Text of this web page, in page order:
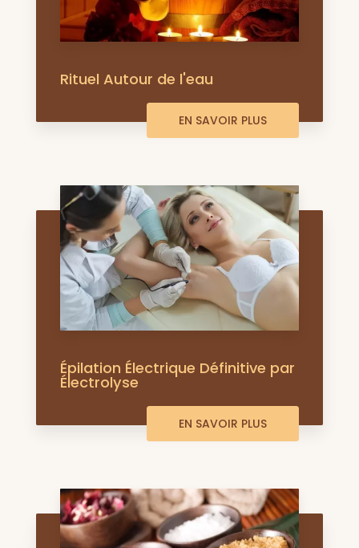
Rituel Autour de l'eau
EN SAVOIR PLUS
Épilation Électrique Définitive par
Électrolyse
EN SAVOIR PLUS